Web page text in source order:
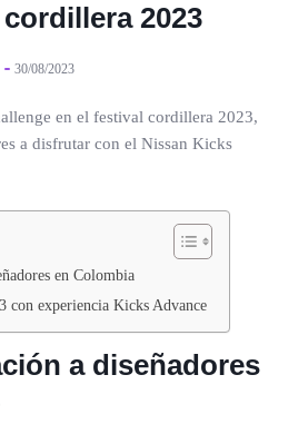
2023
30/08/2023
en el festival cordillera 2023,
a disfrutar con el Nissan Kicks
en Colombia
con experiencia Kicks Advance
a diseñadores